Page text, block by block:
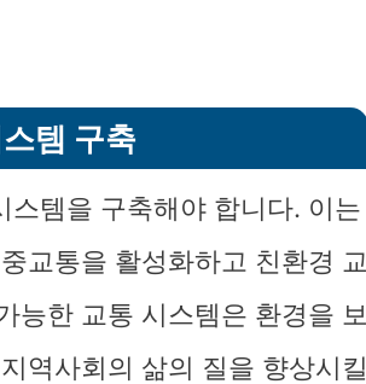
템 구축
템을 구축해야 합니다. 이는
교통을 활성화하고 친환경 교
능한 교통 시스템은 환경을 보
역사회의 삶의 질을 향상시킬